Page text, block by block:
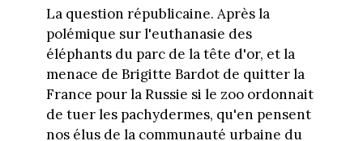
La question républicaine. Après la
polémique sur l'euthanasie des
éléphants du parc de la tête d'or, et la
menace de Brigitte Bardot de quitter la
France pour la Russie si le zoo ordonnait
de tuer les pachydermes, qu'en pensent
nos élus de la communauté urbaine du